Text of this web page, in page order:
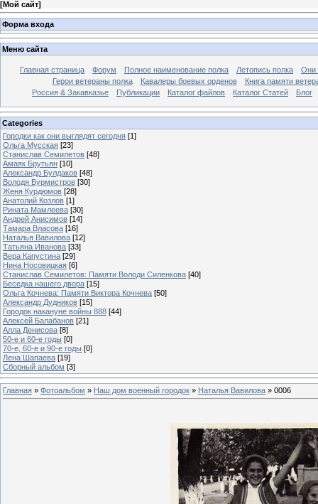
[Мой сайт]
Форма входа
Меню сайта
Главная страница Форум Полное наименование полка Летопись полка
Они
Герои ветераны полка
Кавалеры боевых орденов
Книга памяти
Россия & Закавказье
Публикации Каталог файлов Каталог Cтатей Блог
Categories
Городки как они выглядят сегодня [1]
Ольга Мусская [23]
Станислав Семилетов [48]
Амаяк Брутьян [10]
Александр Булдаков [48]
Володя Бурмистров [30]
Женя Курдюмов [28]
Анатолий Козлов [1]
Рината Мамлеева [30]
Андрей Анисимов [14]
Тамара Власова [16]
Наталья Вавилова [12]
Татьяна Иванова [33]
Вера Капустина [29]
Нина Носовицкая [6]
Станислав Семилетов: Памяти Володи Силенкова [40]
Беседка нашего двора [15]
Ольга Кочнева: Памяти Виктора Кочнева [50]
Александр Дудников [15]
Городок накануне войны 888 [44]
Алексей Балабанов [21]
Алла Денисова [8]
50-е и 60-е годы [0]
70-е, 60-е и 90-е годы [0]
Лена Шапаева [19]
Сборный альбом [3]
Главная » Фотоальбом » Наш дом военный городок » Наталья Вавилова » 0006